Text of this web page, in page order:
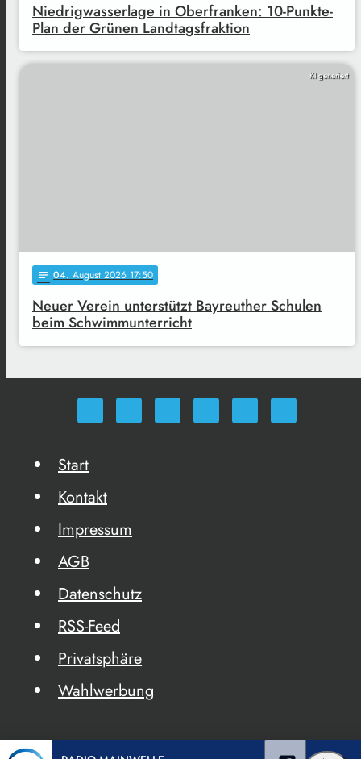
Niedrigwasserlage in Oberfranken: 10-Punkte-
Plan der Grünen Landtagsfraktion
KI generiert
notes 04. August 2026 17:50
Neuer Verein unterstützt Bayreuther Schulen
beim Schwimmunterricht
Start
Kontakt
Impressum
AGB
Datenschutz
RSS-Feed
Privatsphäre
Wahlwerbung